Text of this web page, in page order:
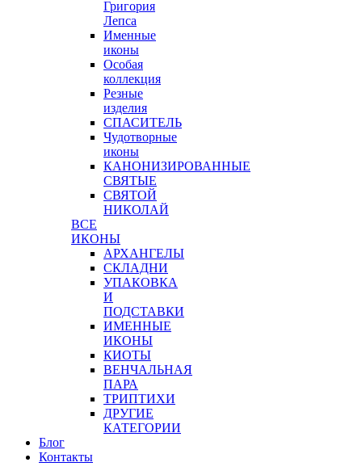
Григория
Лепса
Именные
иконы
Особая
коллекция
Резные
изделия
СПАСИТЕЛЬ
Чудотворные
иконы
КАНОНИЗИРОВАННЫЕ
СВЯТЫЕ
СВЯТОЙ
НИКОЛАЙ
ВСЕ
ИКОНЫ
АРХАНГЕЛЫ
СКЛАДНИ
УПАКОВКА
И
ПОДСТАВКИ
ИМЕННЫЕ
ИКОНЫ
КИОТЫ
ВЕНЧАЛЬНАЯ
ПАРА
ТРИПТИХИ
ДРУГИЕ
КАТЕГОРИИ
Блог
Контакты